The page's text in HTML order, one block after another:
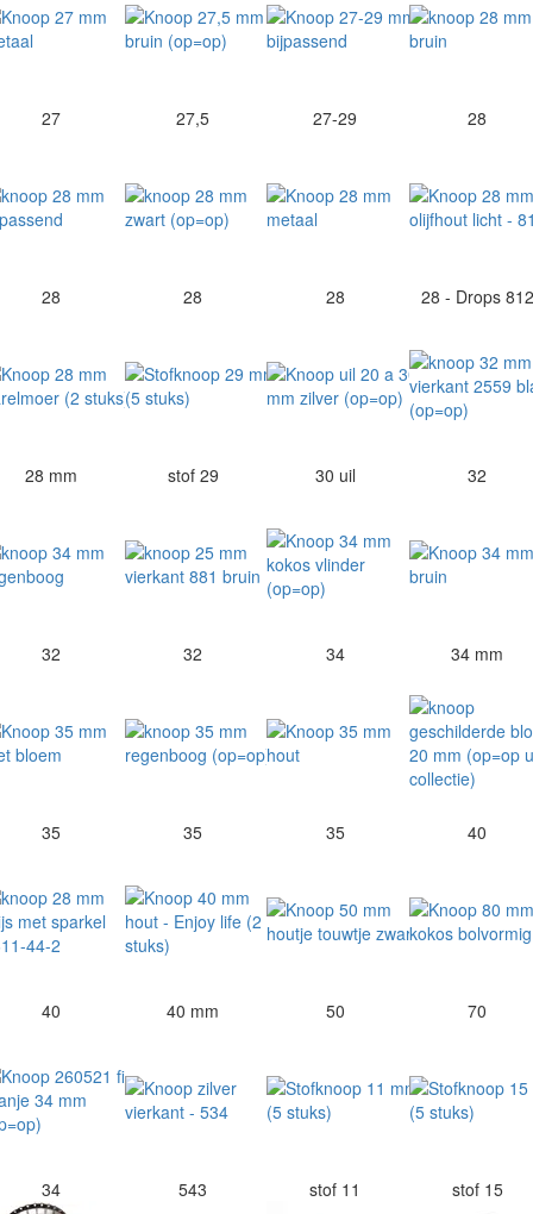
27 27,5 27-29 28
28 28 28 28 - Drops
28 mm stof 29 30 uil 32
32 32 34 34 mm
35 35 35 40
40 40 mm 50 70
34 543 stof 11 stof 15